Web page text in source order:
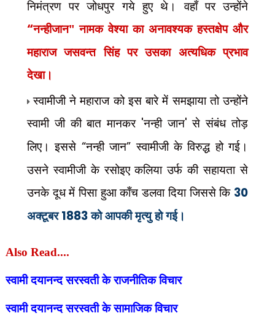
निमंत्रण पर जोधपुर गये हुए थे। वहाँ पर उन्होंने
“नन्हीजान" नामक वेश्या का अनावश्यक हस्तक्षेप और
महाराज जसवन्त सिंह पर उसका अत्यधिक प्रभाव
देखा।
स्वामीजी ने महाराज को इस बारे में समझाया तो उन्होंने
स्वामी जी की बात मानकर 'नन्ही जान'से संबंध तोड़
लिए। इससे “नन्ही जान”स्वामीजी के विरुद्ध हो गई।
उसने स्वामीजी के रसोइए कलिया उर्फ की सहायता से
उनके दूध में पिसा हुआ काँच डलवा दिया जिससे कि 30
अक्टूबर1883को आपकी मृत्यु हो गई।
Also Read....
स्वामी दयानन्द सरस्वती के राजनीतिक विचार
स्वामी दयानन्द सरस्वती के सामाजिक विचार